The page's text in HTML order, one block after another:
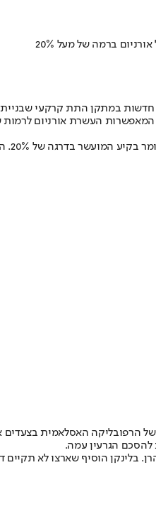
חדשות במתקן התת קרקעי
והתמדתה של הרפובליקה
להסכם הגרעין עמה.
בלינקן הוסיף שארצו לא